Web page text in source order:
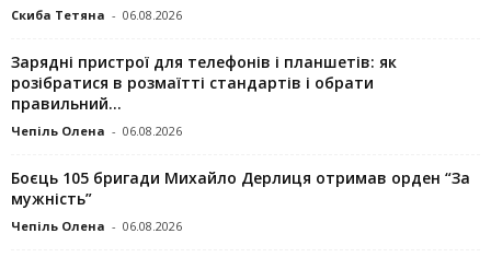
Скиба Тетяна - 06.08.2026
Зарядні пристрої для телефонів і планшетів: як
розібратися в розмаїтті стандартів і обрати
правильний...
Чепіль Олена - 06.08.2026
Боєць 105 бригади Михайло Дерлиця отримав орден “За
мужність”
Чепіль Олена - 06.08.2026